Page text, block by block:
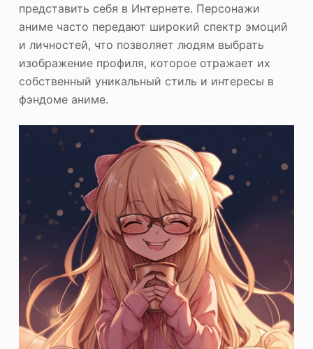
представить себя в Интернете. Персонажи
аниме часто передают широкий спектр эмоций
и личностей, что позволяет людям выбрать
изображение профиля, которое отражает их
собственный уникальный стиль и интересы в
фэндоме аниме.